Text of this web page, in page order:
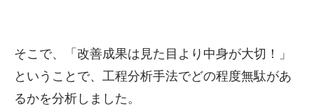
そこで、「改善成果は見た目より中身が大切！」
ということで、工程分析手法でどの程度無駄があ
るかを分析しました。